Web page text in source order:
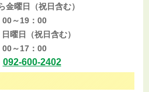
金曜日（祝日含む）
00～19：00
日曜日（祝日含む）
00～17：00
092-600-2402